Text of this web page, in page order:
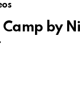
by